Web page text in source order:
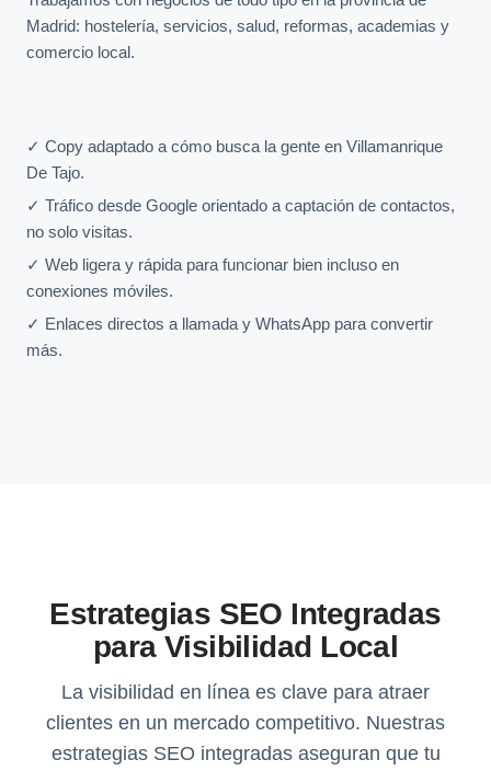
Madrid: hostelería, servicios, salud, reformas, academias y
comercio local.
✓ Copy adaptado a cómo busca la gente en Villamanrique
De Tajo.
✓ Tráfico desde Google orientado a captación de contactos,
no solo visitas.
✓ Web ligera y rápida para funcionar bien incluso en
conexiones móviles.
✓ Enlaces directos a llamada y WhatsApp para convertir
más.
Estrategias SEO Integradas
para Visibilidad Local
La visibilidad en línea es clave para atraer
clientes en un mercado competitivo. Nuestras
estrategias SEO integradas aseguran que tu